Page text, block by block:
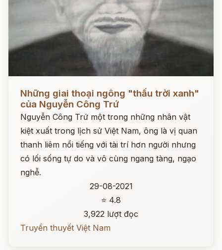
Những giai thoại ngông "thấu trời xanh"
của Nguyễn Công Trứ
Nguyễn Công Trứ một trong những nhân vật
kiệt xuất trong lịch sử Việt Nam, ông là vị quan
thanh liêm nổi tiếng với tài trí hơn người nhưng
có lối sống tự do và vô cùng ngang tàng, ngạo
nghễ.
29-08-2021
⭐ 4.8
3,922 lượt đọc
Truyền thuyết Việt Nam